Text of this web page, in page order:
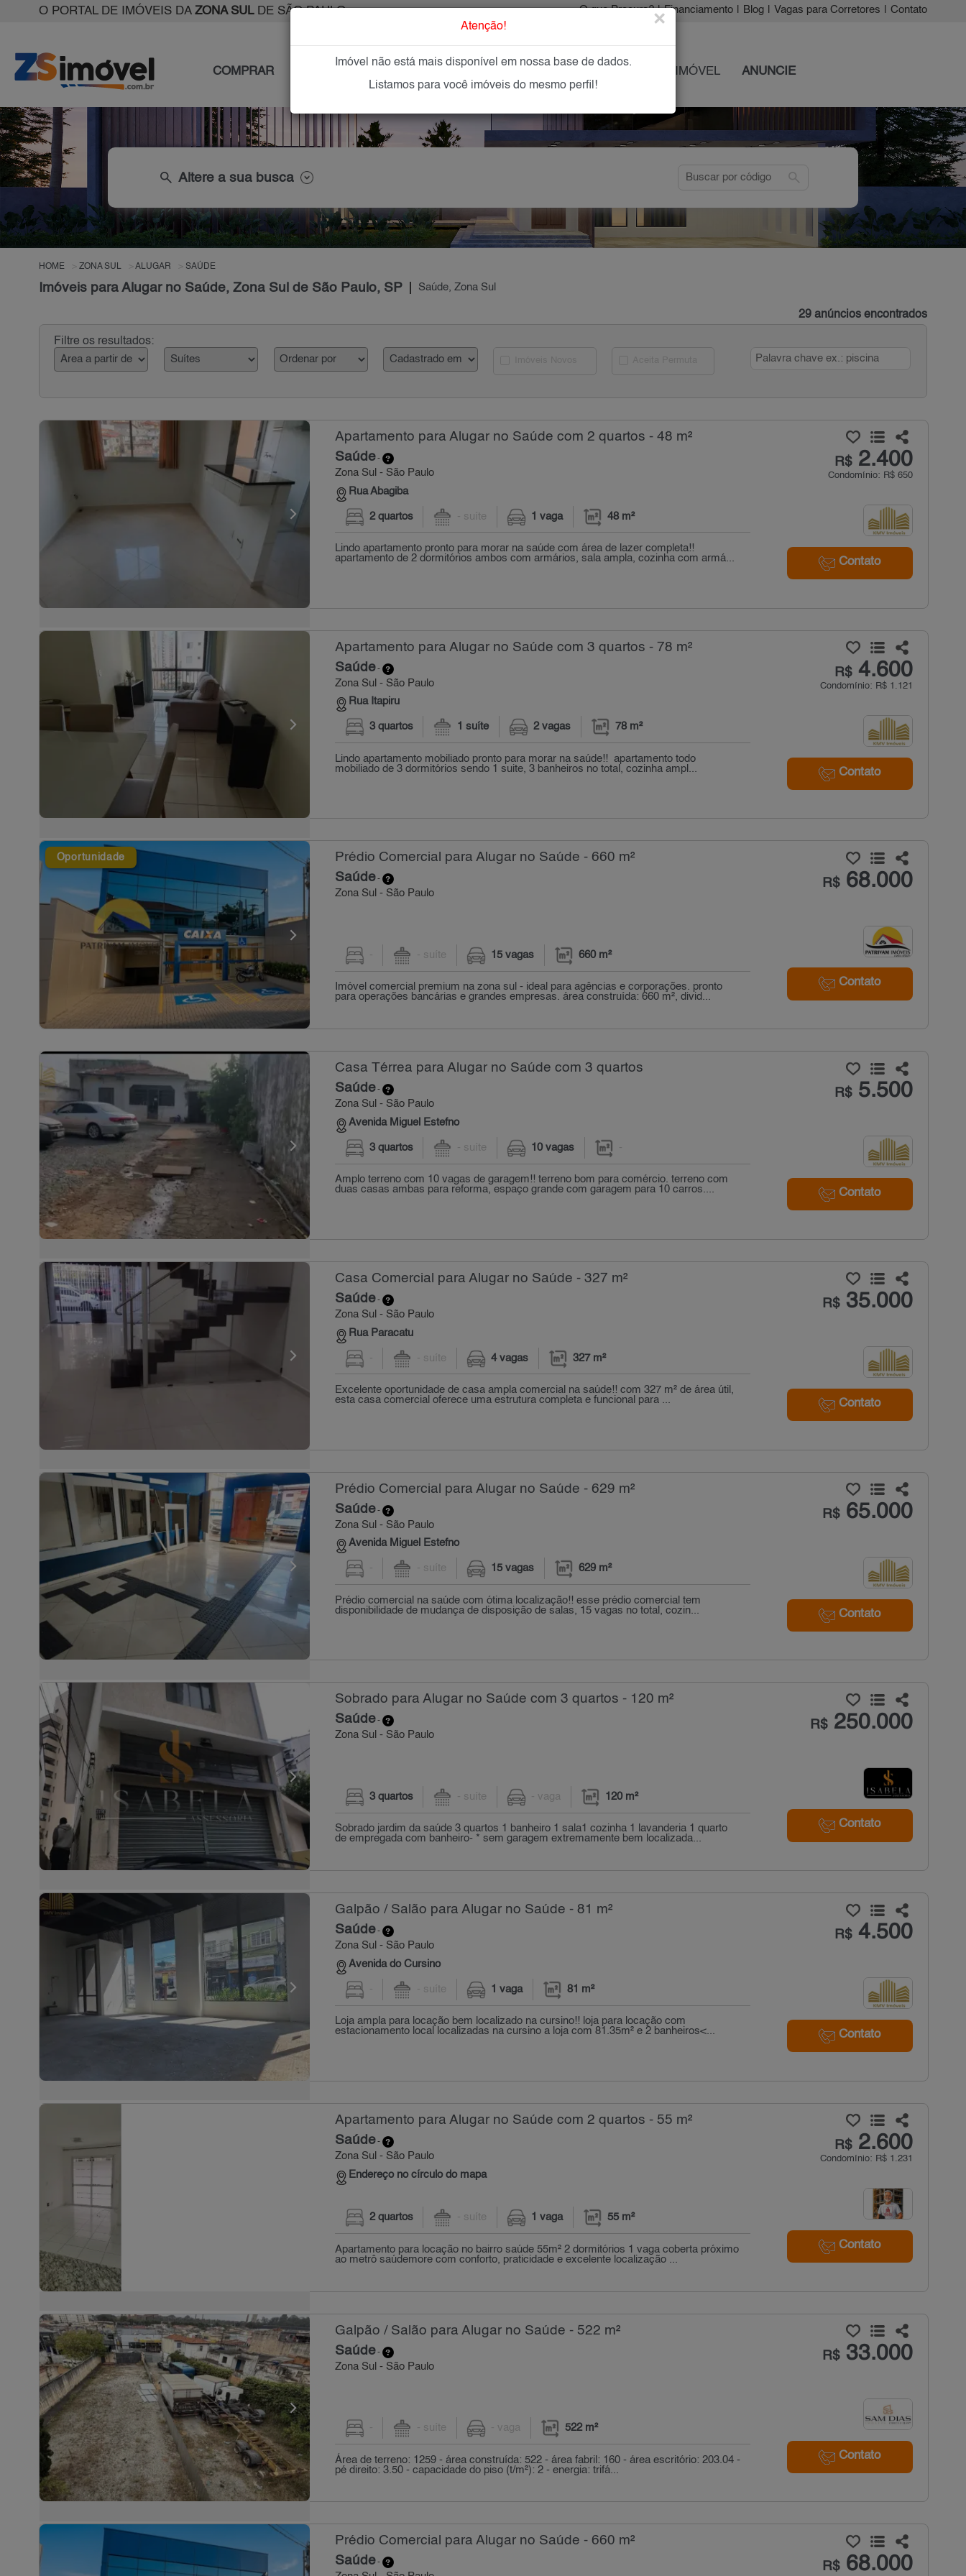
O PORTAL DE IMÓVEIS DA ZONA SULDE SÃO PAULO O que Procura? | Financiamento Blog Vagas para Corretores Contato
COMPRAR IMÓVEIS NOVOS OFEREÇA SEU IMÓVEL ANUNCIE
search Altere a sua busca search
HOME ZONA SUL ALUGAR SAÚDE
Imóveis para Alugar no Saúde, Zona Sul de São Paulo, SP Saúde, Zona Sul
29 anúncios encontrados
Filtre os resultados:
Apartamento para Alugar no Saúde com 2 quartos - 48 m²
Saúde-
Zona Sul - São Paulo
Rua Abagiba
R$2.400
Condomínio: R$ 650
Contato
2 quartos - suíte 1 vaga 48 m²
Lindo apartamento pronto para morar na saúde com área de lazer completa!!
apartamento de 2 dormitórios ambos com armários, sala ampla, cozinha com armá...
Apartamento para Alugar no Saúde com 3 quartos - 78 m²
Saúde-
Zona Sul - São Paulo
Rua Itapiru
R$4.600
Condomínio: R$ 1.121
Contato
3 quartos 1 suíte 2 vagas 78 m²
Lindo apartamento mobiliado pronto para morar na saúde!! apartamento todo
mobiliado de 3 dormitórios sendo 1 suite, 3 banheiros no total, cozinha ampl...
Oportunidade Prédio Comercial para Alugar no Saúde - 660 m²
Saúde-
Zona Sul - São Paulo
R$68.000
Contato
- - suíte 15 vagas 660 m²
Imóvel comercial premium na zona sul - ideal para agências e corporações. pronto
para operações bancárias e grandes empresas. área construída: 660 m², divid...
Casa Térrea para Alugar no Saúde com 3 quartos
Saúde-
Zona Sul - São Paulo
Avenida Miguel Estefno
R$5.500
Contato
3 quartos - suíte 10 vagas -
Amplo terreno com 10 vagas de garagem!! terreno bom para comércio. terreno com
duas casas ambas para reforma, espaço grande com garagem para 10 carros....
Casa Comercial para Alugar no Saúde - 327 m²
Saúde-
Zona Sul - São Paulo
Rua Paracatu
R$35.000
Contato
- - suíte 4 vagas 327 m²
Excelente oportunidade de casa ampla comercial na saúde!! com 327 m² de área útil,
esta casa comercial oferece uma estrutura completa e funcional para ...
Prédio Comercial para Alugar no Saúde - 629 m²
Saúde-
Zona Sul - São Paulo
Avenida Miguel Estefno
R$65.000
Contato
- - suíte 15 vagas 629 m²
Prédio comercial na saúde com ótima localização!! esse prédio comercial tem
disponibilidade de mudança de disposição de salas, 15 vagas no total, cozin...
Sobrado para Alugar no Saúde com 3 quartos - 120 m²
Saúde-
Zona Sul - São Paulo
R$250.000
Contato
3 quartos - suíte - vaga 120 m²
Sobrado jardim da saúde 3 quartos 1 banheiro 1 sala1 cozinha 1 lavanderia 1 quarto
de empregada com banheiro- * sem garagem extremamente bem localizada...
Galpão / Salão para Alugar no Saúde - 81 m²
Saúde-
Zona Sul - São Paulo
Avenida do Cursino
R$4.500
Contato
- - suíte 1 vaga 81 m²
Loja ampla para locação bem localizado na cursino!! loja para locação com
estacionamento local localizadas na cursino a loja com 81.35m² e 2 banheiros<...
Apartamento para Alugar no Saúde com 2 quartos - 55 m²
Saúde-
Zona Sul - São Paulo
Endereço no círculo do mapa
R$2.600
Condomínio: R$ 1.231
Contato
2 quartos - suíte 1 vaga 55 m²
Apartamento para locação no bairro saúde 55m² 2 dormitórios 1 vaga coberta próximo
ao metrô saúdemore com conforto, praticidade e excelente localização ...
Galpão / Salão para Alugar no Saúde - 522 m²
Saúde-
Zona Sul - São Paulo
R$33.000
Contato
- - suíte - vaga 522 m²
Área de terreno: 1259 - área construída: 522 - área fabril: 160 - área escritório: 203.04 -
pé direito: 3.50 - capacidade do piso (t/m²): 2 - energia: trifá...
Prédio Comercial para Alugar no Saúde - 660 m²
Saúde- R$68.000
Atenção! ×
Imóvel não está mais disponível em nossa base de dados.
Listamos para você imóveis do mesmo perfil!